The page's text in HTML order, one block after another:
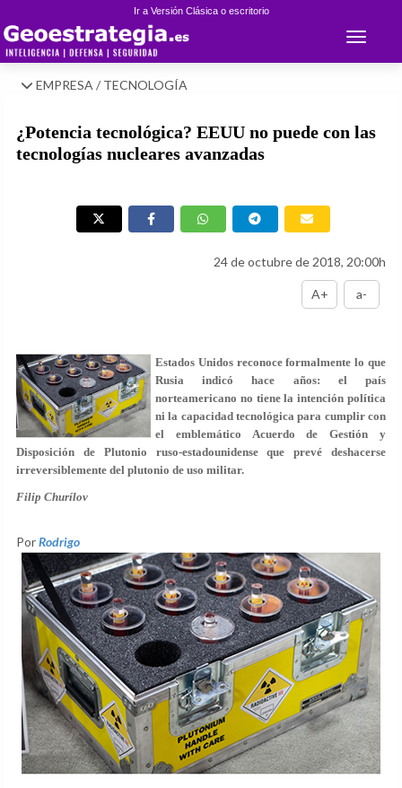
Ir a Versión Clásica o escritorio
Toggle
EMPRESA / TECNOLOGÍA
¿Potencia tecnológica? EEUU no puede con las
tecnologías nucleares avanzadas
24 de octubre de 2018, 20:00h
A+ a-
Estados Unidos reconoce formalmente lo que
Rusia indicó hace años: el país
norteamericano no tiene la intención política
ni la capacidad tecnológica para cumplir con
el emblemático Acuerdo de Gestión y
Disposición de Plutonio ruso-estadounidense que prevé deshacerse
irreversiblemente del plutonio de uso militar.
Filip Churílov
PorRodrigo